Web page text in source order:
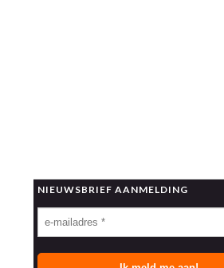
NIEUWSBRIEF AANMELDING